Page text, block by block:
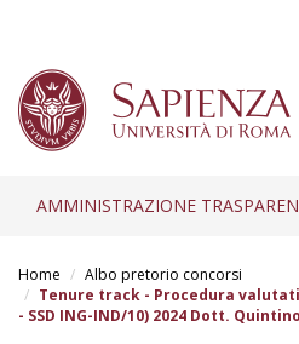
contenuto
principale
AMMINISTRAZIONE
Home
Albo pretorio concorsi
Tenure track - Procedura
- SSD ING-IND/10) 2024 Dott.